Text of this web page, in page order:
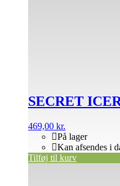
SECRET
469,00 kr.
På lager
Kan afsendes i
Tilføj til kurv